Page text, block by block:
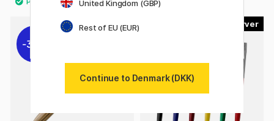
30%
United Kingdom (GBP)
Rest of EU (EUR)
Continue to Denmark (DKK)